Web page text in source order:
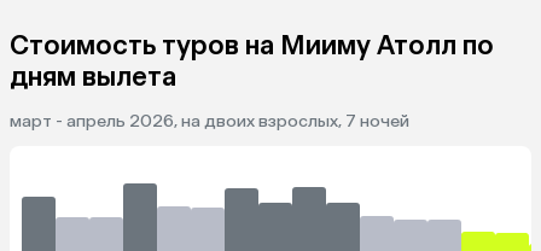
Стоимость туров на Мииму Атолл по
дням вылета
март - апрель 2026, на двоих взрослых, 7 ночей